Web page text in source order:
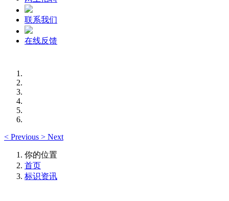
联系我们
在线反馈
< Previous > Next
你的位置
首页
标识资讯